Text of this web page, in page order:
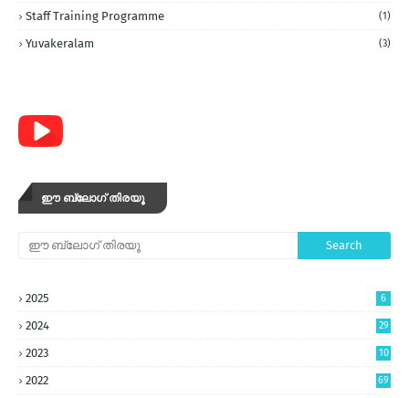
Staff Training Programme (1)
Yuvakeralam (3)
ഈ ബ്ലോഗ് തിരയൂ
2025 6
2024 29
2023
10
2022 69